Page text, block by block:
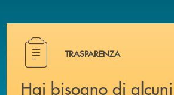
Hai bisogno di alcuni
TRASPARENZA
Hai bisogno di alcuni